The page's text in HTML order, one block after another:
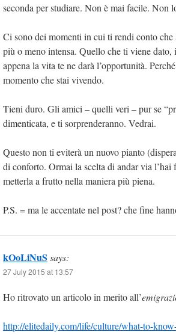
seconda per studiare. Non è mai facile. Non
Ci sono dei momenti in cui ti rendi conto che
più o meno intensa. Quello che ti viene
appena la vita te ne darà l’opportunità.
momento che stai vivendo.
Tieni duro. Gli amici – quelli veri – pur se
dimenticata, e ti sorprenderanno. Vedrai.
Questo non ti eviterà un nuovo pianto
di conforto. Ormai la scelta di andar via
metterla a frutto nella maniera più piena.
P.S. = ma le accentate nel post? che fine
kOoLiNuS says:
27 July 2015 at 13:57
Ho ritrovato un articolo in merito all’
http://elitedaily.com/life/culture/what-to-